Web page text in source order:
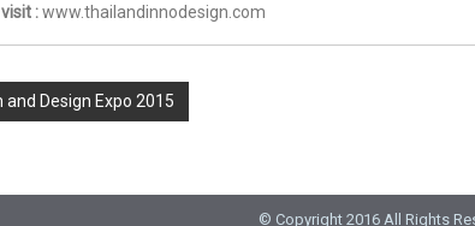
:www.thailandinnodesign.com
Design Expo 2015
© Copyright 2016 All Rights